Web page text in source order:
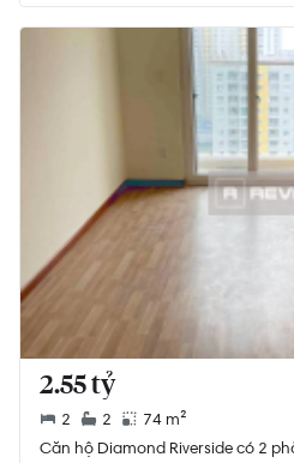
2.55 tỷ
2 2
74 m²
Căn hộ Diamond Riverside có 2